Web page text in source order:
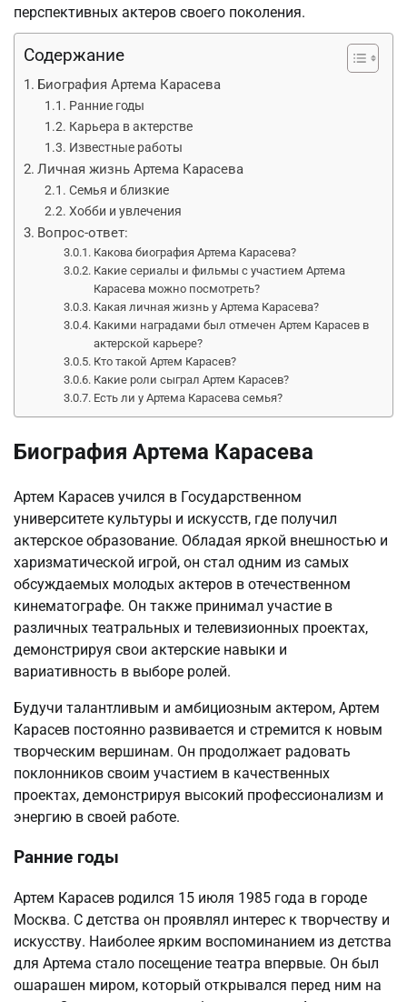
перспективных актеров своего поколения.
Содержание
Биография Артема Карасева
Ранние годы
Карьера в актерстве
Известные работы
Личная жизнь Артема Карасева
Семья и близкие
Хобби и увлечения
Вопрос-ответ:
Какова биография Артема Карасева?
Какие сериалы и фильмы с участием Артема
Карасева можно посмотреть?
Какая личная жизнь у Артема Карасева?
Какими наградами был отмечен Артем Карасев в
актерской карьере?
Кто такой Артем Карасев?
Какие роли сыграл Артем Карасев?
Есть ли у Артема Карасева семья?
Биография Артема Карасева
Артем Карасев учился в Государственном
университете культуры и искусств, где получил
актерское образование. Обладая яркой внешностью и
харизматической игрой, он стал одним из самых
обсуждаемых молодых актеров в отечественном
кинематографе. Он также принимал участие в
различных театральных и телевизионных проектах,
демонстрируя свои актерские навыки и
вариативность в выборе ролей.
Будучи талантливым и амбициозным актером, Артем
Карасев постоянно развивается и стремится к новым
творческим вершинам. Он продолжает радовать
поклонников своим участием в качественных
проектах, демонстрируя высокий профессионализм и
энергию в своей работе.
Ранние годы
Артем Карасев родился 15 июля 1985 года в городе
Москва. С детства он проявлял интерес к творчеству и
искусству. Наиболее ярким воспоминанием из детства
для Артема стало посещение театра впервые. Он был
ошарашен миром, который открывался перед ним на